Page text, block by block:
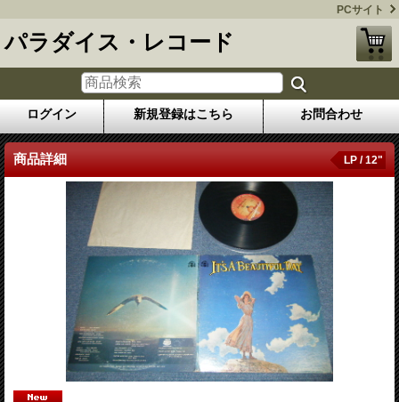
PCサイト
パラダイス・レコード
ログイン 新規登録はこちら お問合わせ
商品詳細 LP / 12"